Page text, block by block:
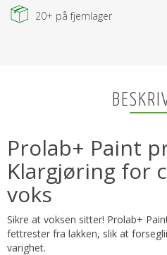
20+ på fjernlager
Prolab+ Paint
Klargjøring for
voks
Sikre at voksen sitter! Prolab+
fettrester fra lakken, slik at
varighet.